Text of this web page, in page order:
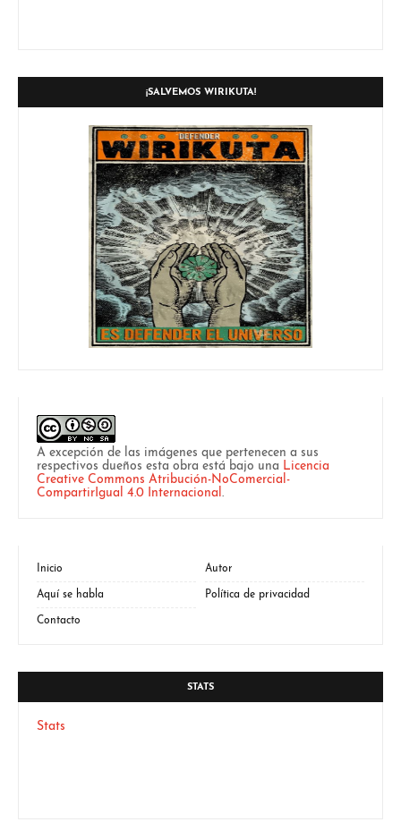
¡SALVEMOS WIRIKUTA!
A excepción de las imágenes que pertenecen a sus
respectivos dueños esta obra está bajo una Licencia
Creative Commons Atribución-NoComercial-
CompartirIgual 4.0 Internacional.
Inicio Autor
Aquí se habla Política de privacidad
Contacto
STATS
Stats